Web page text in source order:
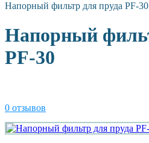
Напорный фильтр для пруда PF-30
Напорный
PF-30
0 отзывов